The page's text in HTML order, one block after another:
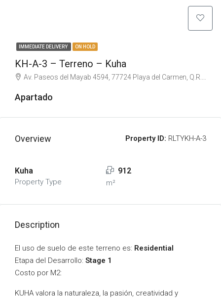
IMMEDIATE DELIVERY ON HOLD
KH-A-3 – Terreno – Kuha
Av. Paseos del Mayab 4594, 77724 Playa del Carmen, Q.R., Mexico
Apartado
Overview Property ID: RLTYKH-A-3
Kuha
Property Type
912
m²
Description
El uso de suelo de este terreno es: Residential
Etapa del Desarrollo: Stage 1
Costo por M2:
KUHA valora la naturaleza, la pasión, creatividad y